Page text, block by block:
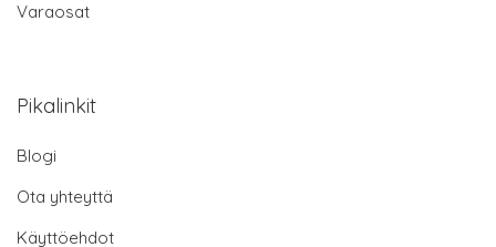
Varaosat
Pikalinkit
Blogi
Ota yhteyttä
Käyttöehdot